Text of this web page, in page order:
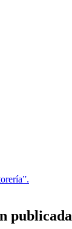
publicada